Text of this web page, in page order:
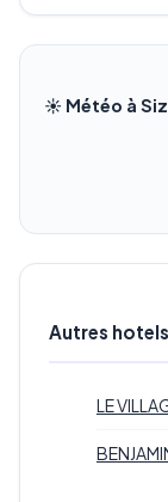
☀️ Météo à
Autres
LE